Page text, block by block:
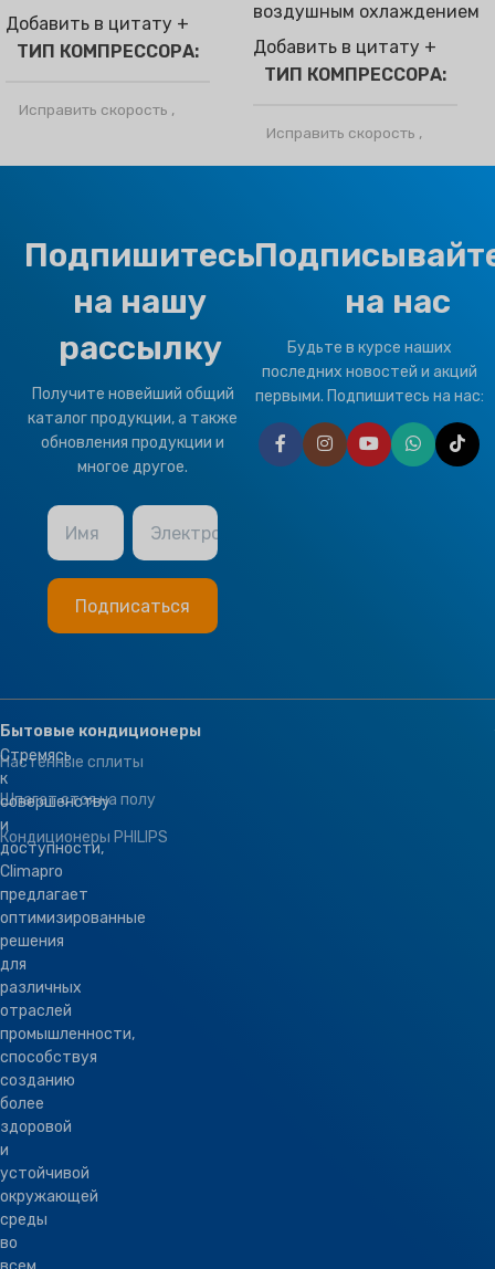
Добавить в цитату +
ТИП КОМПРЕССОРА
Исправить скорость ,
Р32 ,R410a
ТИП КЛИМАТА
T1 Нормальное состояние
T3 Тропический
БРЕНД Климапро
OPTIONAL FUNCTION
BMS Module,Remote Control
воздушным охлаждением
Добавить в цитату +
ТИП КОМПРЕССОРА
Исправить скорость ,
, R410a
ТИП КЛИМАТА
T1 Нормальное состояние,
Подпишитесь
на нашу
рассылку
Получите новейший общий
каталог продукции, а также
обновления продукции и
многое другое.
Имя Электронная почта
на нас
Будьте в курсе наших
последних новостей и акций
первыми. Подпишитесь на нас:
Стремясь
к
совершенству
и
доступности,
Climapro
предлагает
оптимизированные
решения
для
различных
отраслей
промышленности,
способствуя
созданию
более
здоровой
и
устойчивой
окружающей
среды
во
Бытовые кондиционеры
Настенные сплиты
Шпагат стоя на полу
Кондиционеры PHILIPS